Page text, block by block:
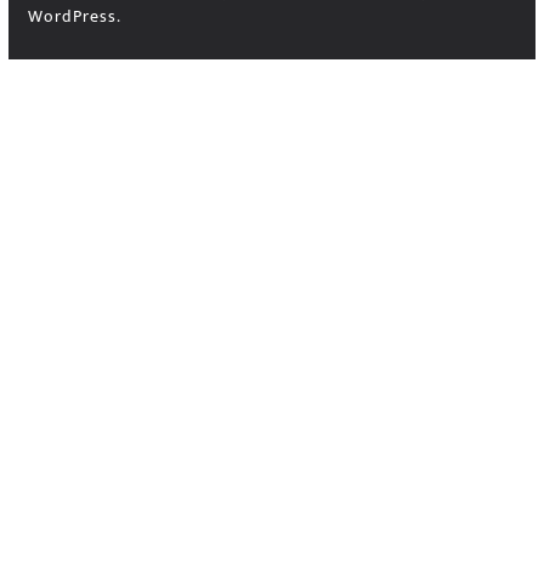
WordPress.